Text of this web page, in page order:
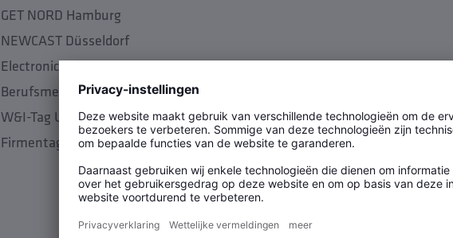
GET NORD Hamburg
NEWCAST Düsseldorf
Electronica München
Berufsmesse Olpe
W&I-Tag Uni Siegen
Firmentag FH Steinfurt in Münster